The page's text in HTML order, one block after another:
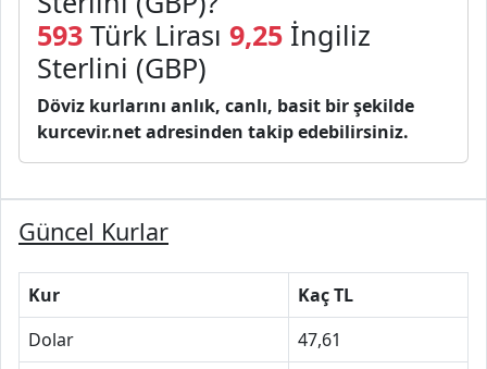
593 Türk Lirası 9,25 İngiliz
Sterlini (GBP)
Döviz kurlarını anlık, canlı, basit bir şekilde
kurcevir.net adresinden takip edebilirsiniz.
Güncel Kurlar
Kur
Kaç TL
Dolar
47,61